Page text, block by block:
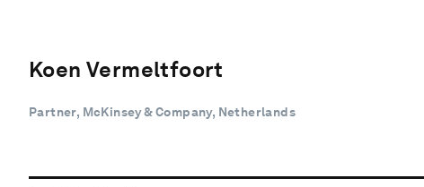
Koen Vermeltfoort
Partner, McKinsey & Company, Netherlands